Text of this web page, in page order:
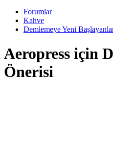
Forumlar
Kahve
Demlemeye Yeni
Aeropress için
Önerisi